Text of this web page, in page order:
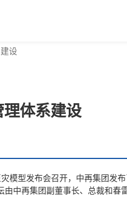
设
体系建设
模型发布会召开，中再集团发
中再集团副董事长、总裁和春